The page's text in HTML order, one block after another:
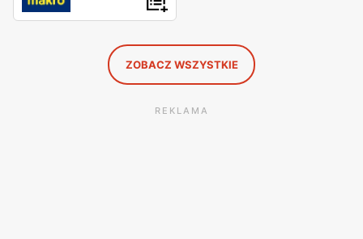
ZOBACZ WSZYSTKIE
REKLAMA